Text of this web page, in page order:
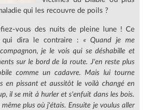
qui les recouvre de poils ?
vous des nuits de pleine lune ! Ce
qui dira le contraire : « Quand je me
je le vois qui se déshabille et
sur le bord de la route. J'en reste plus
comme un cadavre. Mais lui tourne
en pissant et aussitôt le voilà changé en
il se mit à hurler et s'enfuit dans les bois.
plus où j'étais. Ensuite je voulus aller